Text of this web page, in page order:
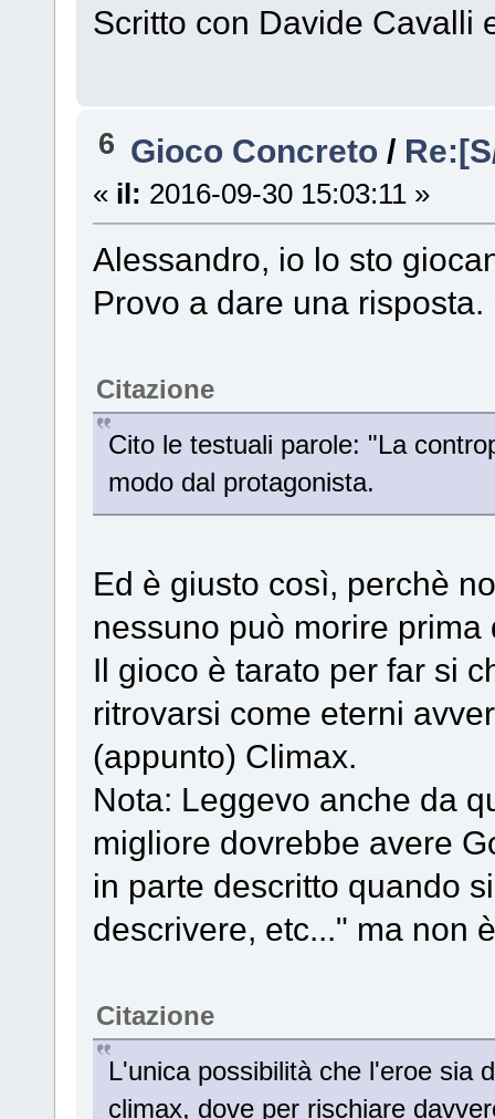
Scritto con Davide Cavalli
6 Gioco Concreto /
« il: 2016-09-30 15:03:11 »
Alessandro, io lo sto
Provo a dare una
Citazione
Cito le testuali parole: "La
modo dal protagonista.
Ed è giusto così, perchè
nessuno può morire prima
Il gioco è tarato per far si
ritrovarsi come eterni
(appunto) Climax.
Nota: Leggevo anche da
migliore dovrebbe avere
in parte descritto quando
descrivere, etc..." ma non
Citazione
L'unica possibilità che l'eroe sia
climax, dove per rischiare